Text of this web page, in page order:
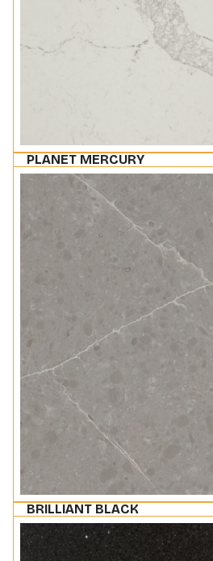
PLANET MERCURY
BRILLIANT BLACK